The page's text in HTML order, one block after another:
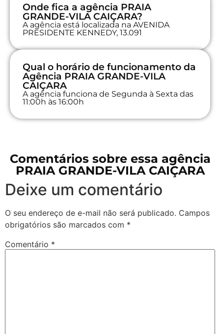
Onde fica a agência PRAIA
GRANDE-VILA CAIÇARA?
A agência está localizada na AVENIDA
PRESIDENTE KENNEDY, 13.091
Qual o horário de funcionamento da
Agência PRAIA GRANDE-VILA
CAIÇARA
A agência funciona de Segunda à Sexta das
11:00h às 16:00h
Comentários sobre essa agência
PRAIA GRANDE-VILA CAIÇARA
Deixe um comentário
O seu endereço de e-mail não será publicado. Campos
obrigatórios são marcados com *
Comentário *